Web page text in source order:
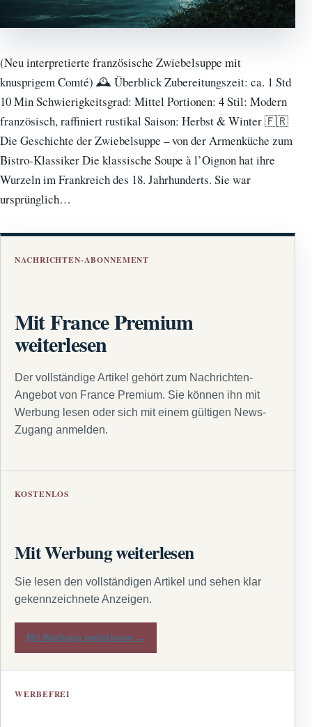
(Neu interpretierte französische Zwiebelsuppe mit
knusprigem Comté) 🕰️ Überblick Zubereitungszeit: ca. 1 Std
10 Min Schwierigkeitsgrad: Mittel Portionen: 4 Stil: Modern
französisch, raffiniert rustikal Saison: Herbst & Winter 🇫🇷
Die Geschichte der Zwiebelsuppe – von der Armenküche zum
Bistro-Klassiker Die klassische Soupe à l’Oignon hat ihre
Wurzeln im Frankreich des 18. Jahrhunderts. Sie war
ursprünglich…
NACHRICHTEN-ABONNEMENT
Mit France Premium
weiterlesen
Der vollständige Artikel gehört zum Nachrichten-
Angebot von France Premium. Sie können ihn mit
Werbung lesen oder sich mit einem gültigen News-
Zugang anmelden.
KOSTENLOS
Mit Werbung weiterlesen
Sie lesen den vollständigen Artikel und sehen klar
gekennzeichnete Anzeigen.
Mit Werbung weiterlesen →
WERBEFREI